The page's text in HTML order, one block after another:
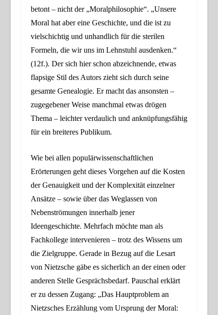
betont – nicht der „Moralphilosophie“. „Unsere
Moral hat aber eine Geschichte, und die ist zu
vielschichtig und unhandlich für die sterilen
Formeln, die wir uns im Lehnstuhl ausdenken.“
(12f.). Der sich hier schon abzeichnende, etwas
flapsige Stil des Autors zieht sich durch seine
gesamte Genealogie. Er macht das ansonsten –
zugegebener Weise manchmal etwas drögen
Thema – leichter verdaulich und anknüpfungsfähig
für ein breiteres Publikum.
Wie bei allen populärwissenschaftlichen
Erörterungen geht dieses Vorgehen auf die Kosten
der Genauigkeit und der Komplexität einzelner
Ansätze – sowie über das Weglassen von
Nebenströmungen innerhalb jener
Ideengeschichte. Mehrfach möchte man als
Fachkollege intervenieren – trotz des Wissens um
die Zielgruppe. Gerade in Bezug auf die Lesart
von Nietzsche gäbe es sicherlich an der einen oder
anderen Stelle Gesprächsbedarf. Pauschal erklärt
er zu dessen Zugang: „Das Hauptproblem an
Nietzsches Erzählung vom Ursprung der Moral: